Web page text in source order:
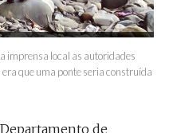
imprensa local as autoridades
que uma ponte seria construída
de